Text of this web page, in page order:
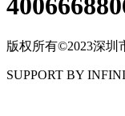
版权所有©2023深圳
SUPPORT BY